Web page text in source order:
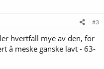
#3
hvertfall mye av den, for
å meske ganske lavt - 63-